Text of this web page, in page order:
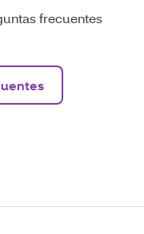
frecuentes